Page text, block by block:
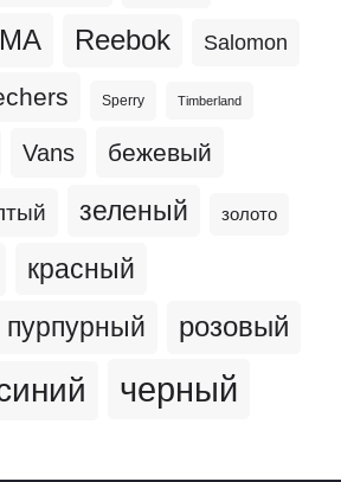
Reebok Salomon
Sperry Timberland
Vans бежевый
зеленый золото
красный
пурпурный розовый
черный